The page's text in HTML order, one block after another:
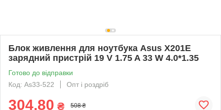
Блок живлення для ноутбука Asus X201E
зарядний пристрій 19 V 1.75 A 33 W 4.0*1.35
Готово до відправки
Код: As33-522
Опт і роздріб
304,80 ₴ 508 ₴